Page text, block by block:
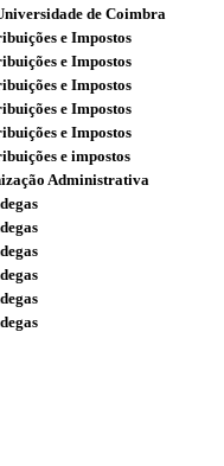
de Coimbra
e Impostos
e Impostos
e Impostos
e Impostos
e Impostos
e impostos
Administrativa